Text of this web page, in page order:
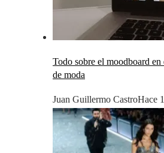
Todo sobre el moodboard en
de moda
Juan Guillermo CastroHace